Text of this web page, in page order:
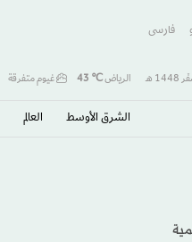
فارسى
الرياض℃
43 غيوم متفرقة
الشرق الأوسط​ العالم